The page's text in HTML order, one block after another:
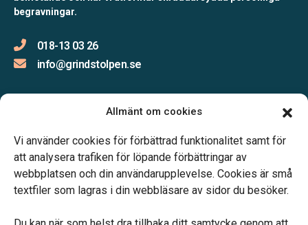
Allmänt om cookies
Vi använder cookies för förbättrad funktionalitet samt för
att analysera trafiken för löpande förbättringar av
webbplatsen och din användarupplevelse. Cookies är små
textfiler som lagras i din webbläsare av sidor du besöker.
begravningar.
018-13 03 26
info@grindstolpen.se
Måndag-Fredag 09.00-16.00